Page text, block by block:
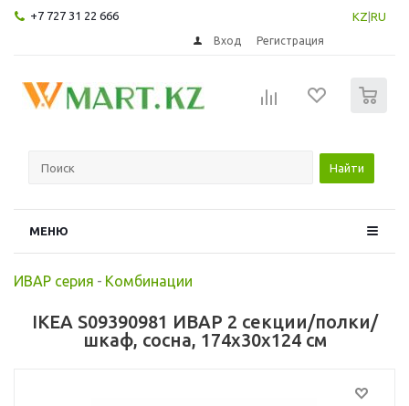
+7 727 31 22 666 KZ RU
Вход Регистрация
Найти
МЕНЮ
ИВАР серия - Комбинации
IKEA S09390981 ИВАР 2 секции/полки/
шкаф, сосна, 174x30x124 см